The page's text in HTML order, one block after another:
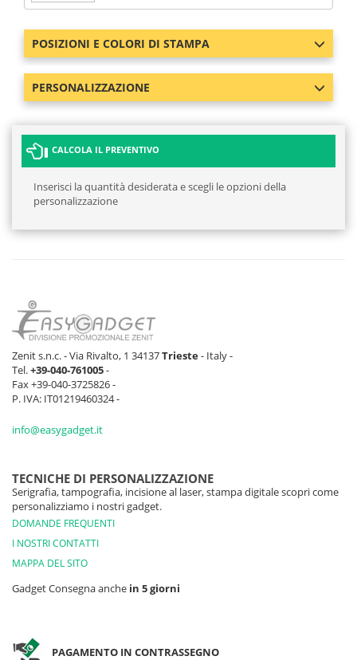
POSIZIONI E COLORI DI STAMPA
PERSONALIZZAZIONE
CALCOLA IL PREVENTIVO
Inserisci la quantità desiderata e scegli le opzioni della
personalizzazione
Zenit s.n.c. - Via Rivalto, 1 34137Trieste- Italy -
Tel.+39-040-761005-
Fax +39-040-3725826 -
P. IVA: IT01219460324 -
info@easygadget.it
TECNICHE DI PERSONALIZZAZIONE
Serigrafia, tampografia, incisione al laser, stampa digitale scopri come
personalizziamo i nostri gadget.
DOMANDE FREQUENTI
I NOSTRI CONTATTI
MAPPA DEL SITO
Gadget Consegna anche in 5 giorni
PAGAMENTO IN CONTRASSEGNO